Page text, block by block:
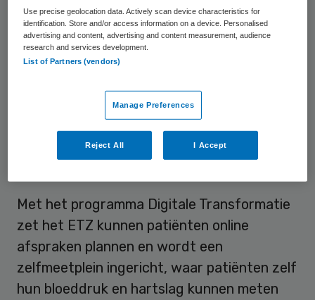
Door de voorgestelde versnelling verwacht
het ziekenhuis minder vierkante meters en
minder verpleegbedden nodig te hebben,
voorziet de aanvraag in een afname van het
aantal bezoeken aan de poliklinieken.
Met het programma Digitale Transformatie
zet het ETZ kunnen patiënten online
afspraken plannen en wordt een
zelfmeetplein ingericht, waar patiënten zelf
hun bloeddruk en hartslag kunnen meten
Use precise geolocation data. Actively scan device characteristics for
identification. Store and/or access information on a device. Personalised
advertising and content, advertising and content measurement, audience
research and services development.
List of Partners (vendors)
Manage Preferences
Reject All I Accept